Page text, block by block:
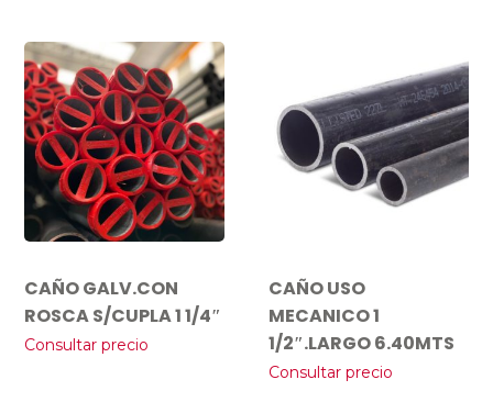
CAÑO GALV.CON
ROSCA S/CUPLA 1 1/4″
Consultar precio
CAÑO USO
MECANICO 1
1/2″.LARGO 6.40MTS
Consultar precio